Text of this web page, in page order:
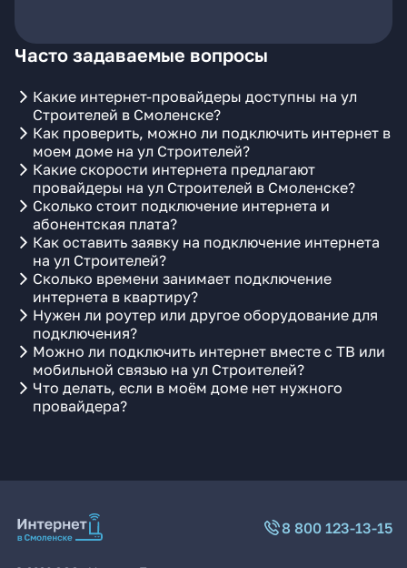
Часто задаваемые вопросы
Какие интернет-провайдеры доступны на ул
Строителей в Смоленске?
Как проверить, можно ли подключить интернет в
моем доме на ул Строителей?
Какие скорости интернета предлагают
провайдеры на ул Строителей в Смоленске?
Сколько стоит подключение интернета и
абонентская плата?
Как оставить заявку на подключение интернета
на ул Строителей?
Сколько времени занимает подключение
интернета в квартиру?
Нужен ли роутер или другое оборудование для
подключения?
Можно ли подключить интернет вместе с ТВ или
мобильной связью на ул Строителей?
Что делать, если в моём доме нет нужного
провайдера?
8 800 123-13-15